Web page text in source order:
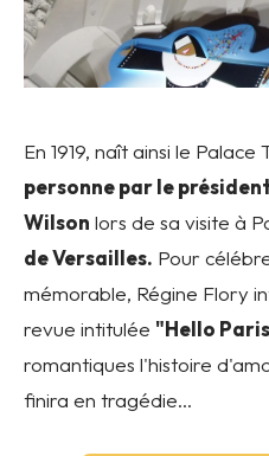
En 1919, naît ainsi le Palace
personne par le
Wilson lors de sa visite à
de Versailles. Pour
mémorable, Régine Flory
revue intitulée "Hello
romantiques l'histoire
finira en tragédie...